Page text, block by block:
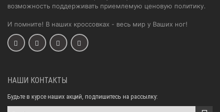
возможность поддерживать приемлемую ценовую политику.
И помните! В наших кроссовках - весь мир у Ваших ног!
НАШИ КОНТАКТЫ
Будьте в курсе наших акций, подпишитесь на рассылку: